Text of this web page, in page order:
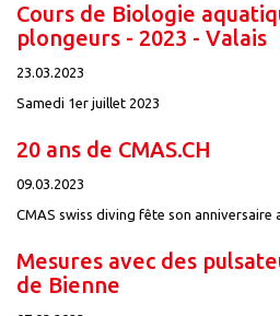
Cours de Biologie
plongeurs - 2023 - Valais
23.03.2023
Samedi 1er juillet 2023
20 ans de CMAS.CH
09.03.2023
CMAS swiss diving fête son anniversaire
Mesures avec des
de Bienne